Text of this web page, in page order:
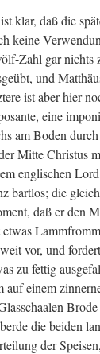
klar, daß die
keine
Zahl gar nichts
und
ist aber hier
eine
am Boden
Mitte Christus
englischen
bartlos; die
daß er den
etwas
vor, und
zu fettig
auf einem
die beiden
der